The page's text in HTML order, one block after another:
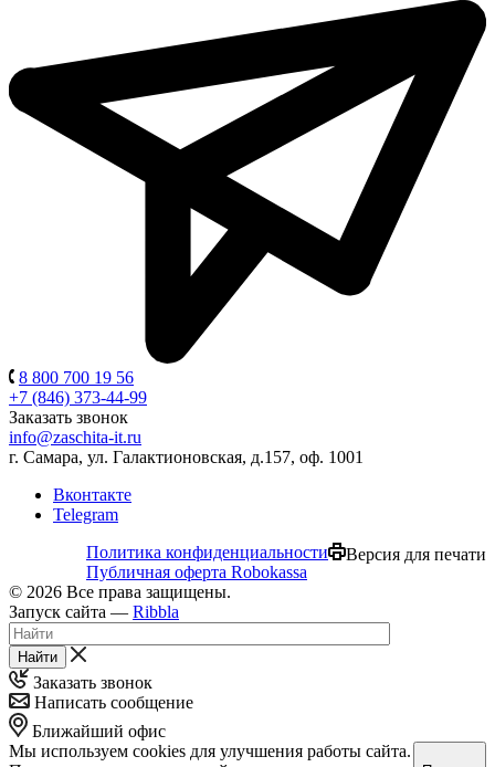
8 800 700 19 56
+7 (846) 373-44-99
Заказать звонок
info@zaschita-it.ru
г. Самара, ул. Галактионовская, д.157, оф. 1001
Вконтакте
Telegram
Версия для печати
Политика конфиденциальности
Публичная оферта Robokassa
© 2026 Все права защищены.
Запуск сайта — Ribbla
Найти
Заказать звонок
Написать сообщение
Ближайший офис
Мы используем cookies для улучшения работы сайта.